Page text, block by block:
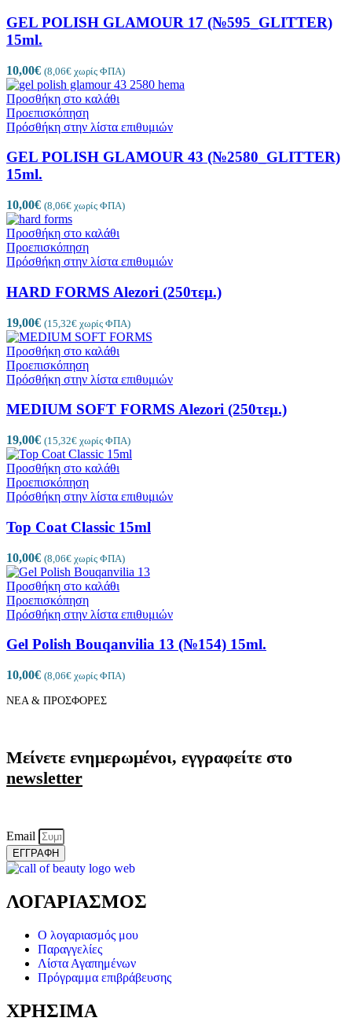
GEL POLISH GLAMOUR 17 (№595_GLITTER)
15ml.
10,00€ (8,06€ χωρίς ΦΠΑ)
Προσθήκη στο καλάθι
Προεπισκόπηση
Πρόσθήκη στην λίστα επιθυμιών
GEL POLISH GLAMOUR 43 (№2580_GLITTER)
15ml.
10,00€ (8,06€ χωρίς ΦΠΑ)
Προσθήκη στο καλάθι
Προεπισκόπηση
Πρόσθήκη στην λίστα επιθυμιών
HARD FORMS Alezori (250τεμ.)
19,00€ (15,32€ χωρίς ΦΠΑ)
Προσθήκη στο καλάθι
Προεπισκόπηση
Πρόσθήκη στην λίστα επιθυμιών
MEDIUM SOFT FORMS Alezori (250τεμ.)
19,00€ (15,32€ χωρίς ΦΠΑ)
Προσθήκη στο καλάθι
Προεπισκόπηση
Πρόσθήκη στην λίστα επιθυμιών
Top Coat Classic 15ml
10,00€ (8,06€ χωρίς ΦΠΑ)
Προσθήκη στο καλάθι
Προεπισκόπηση
Πρόσθήκη στην λίστα επιθυμιών
Gel Polish Bouqanvilia 13 (№154) 15ml.
10,00€ (8,06€ χωρίς ΦΠΑ)
ΝΕΑ & ΠΡΟΣΦΟΡΕΣ
Μείνετε ενημερωμένοι, εγγραφείτε στο
newsletter
Email
ΕΓΓΡΑΦΗ
ΛΟΓΑΡΙΑΣΜΟΣ
Ο λογαριασμός μου
Παραγγελίες
Λίστα Αγαπημένων
Πρόγραμμα επιβράβευσης
ΧΡΗΣΙΜΑ